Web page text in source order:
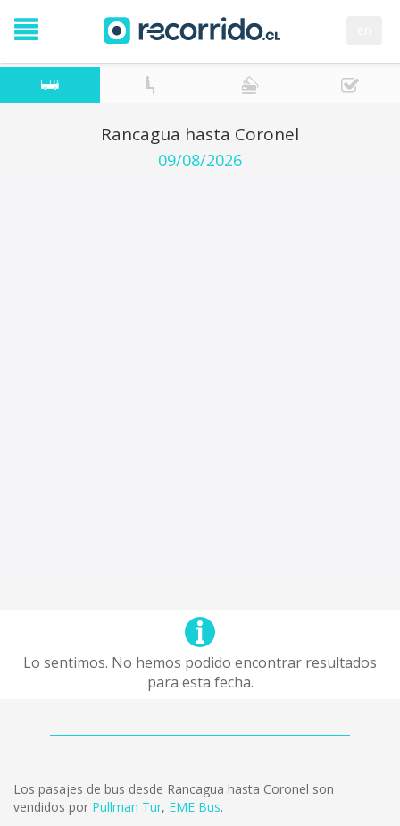
Rancagua hasta Coronel
09/08/2026
Lo sentimos. No hemos podido encontrar resultados
para esta fecha.
Los pasajes de bus desde Rancagua hasta Coronel son
vendidos por Pullman Tur, EME Bus.